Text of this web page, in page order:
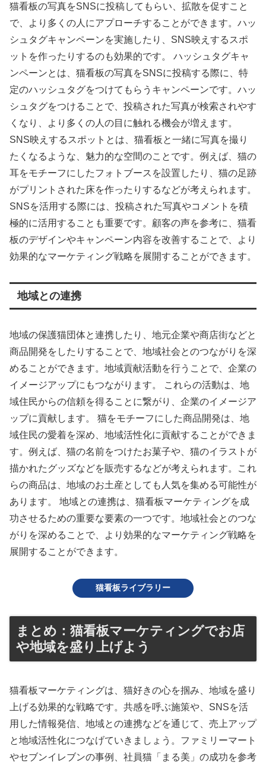
猫看板の写真をSNSに投稿してもらい、拡散を促すこと
で、より多くの人にアプローチすることができます。ハッ
シュタグキャンペーンを実施したり、SNS映えするスポ
ットを作ったりするのも効果的です。 ハッシュタグキャ
ンペーンとは、猫看板の写真をSNSに投稿する際に、特
定のハッシュタグをつけてもらうキャンペーンです。ハッ
シュタグをつけることで、投稿された写真が検索されやす
くなり、より多くの人の目に触れる機会が増えます。
SNS映えするスポットとは、猫看板と一緒に写真を撮り
たくなるような、魅力的な空間のことです。例えば、猫の
耳をモチーフにしたフォトブースを設置したり、猫の足跡
がプリントされた床を作ったりするなどが考えられます。
SNSを活用する際には、投稿された写真やコメントを積
極的に活用することも重要です。顧客の声を参考に、猫看
板のデザインやキャンペーン内容を改善することで、より
効果的なマーケティング戦略を展開することができます。
地域との連携
地域の保護猫団体と連携したり、地元企業や商店街などと
商品開発をしたりすることで、地域社会とのつながりを深
めることができます。地域貢献活動を行うことで、企業の
イメージアップにもつながります。 これらの活動は、地
域住民からの信頼を得ることに繋がり、企業のイメージア
ップに貢献します。 猫をモチーフにした商品開発は、地
域住民の愛着を深め、地域活性化に貢献することができま
す。例えば、猫の名前をつけたお菓子や、猫のイラストが
描かれたグッズなどを販売するなどが考えられます。これ
らの商品は、地域のお土産としても人気を集める可能性が
あります。 地域との連携は、猫看板マーケティングを成
功させるための重要な要素の一つです。地域社会とのつな
がりを深めることで、より効果的なマーケティング戦略を
展開することができます。
猫看板ライブラリー
まとめ：猫看板マーケティングでお店
や地域を盛り上げよう
猫看板マーケティングは、猫好きの心を掴み、地域を盛り
上げる効果的な戦略です。共感を呼ぶ施策や、SNSを活
用した情報発信、地域との連携などを通じて、売上アップ
と地域活性化につなげていきましょう。ファミリーマート
やセブンイレブンの事例、社員猫「まる美」の成功を参考